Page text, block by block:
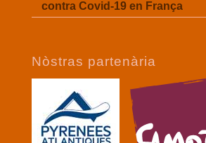
contra Covid-19 en França
Nòstras partenària